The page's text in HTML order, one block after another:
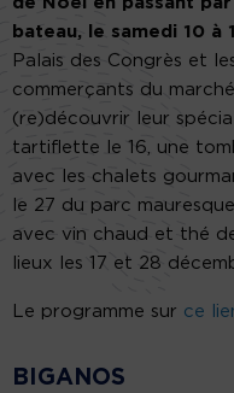
bateau, le samedi 10 à
Palais des Congrès et
commerçants du
(re)découvrir leur
tartiflette le 16, une
avec les chalets
le 27 du parc
avec vin chaud et thé
lieux les 17 et 28
Le programme sur ce
BIGANOS